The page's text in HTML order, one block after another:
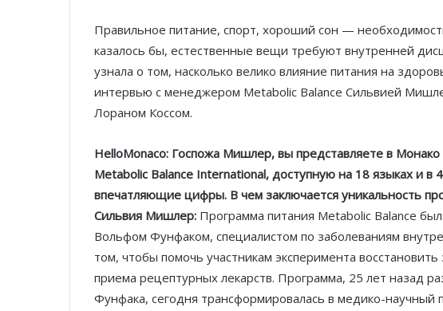
Правильное питание, спорт, хороший сон —
казалось бы, естественные вещи требуют внутренней
узнала о том, насколько велико влияние питания на
интервью с менеджером Metabolic Balance Сильвией
Лораном Коссом.
HelloMonaco: Госпожа Мишлер, вы представляете в
Metabolic Balance International, доступную на 18 языках и в
впечатляющие цифры. В чем заключается уникальность
Сильвия Мишлер: Программа питания Metabolic Balance
Вольфом Фунфаком, специалистом по заболеваниям
том, чтобы помочь участникам эксперимента
приема рецептурных лекарств. Программа, 25 лет назад
Фунфака, сегодня трансформировалась в медико-научный